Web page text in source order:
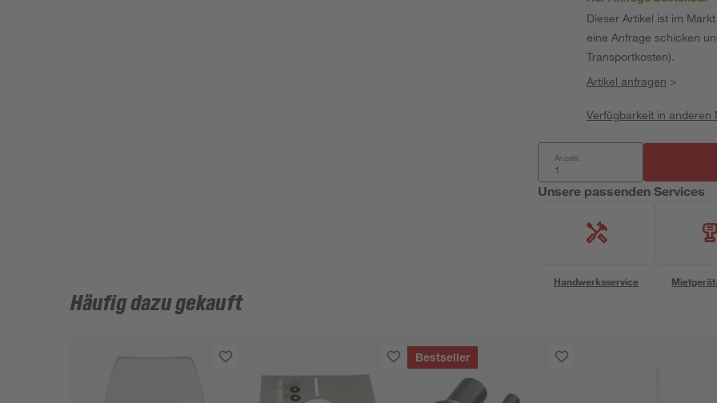
Dieser Artikel ist im
eine Anfrage schicken
Transportkosten).
Artikel anfragen >
Verfügbarkeit in anderen
Anzahl:
Unsere passenden Services
Handwerksservice
Häufig dazu gekauft
Bestseller